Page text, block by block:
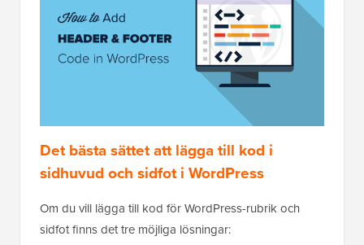
Det bästa sättet att lägga till kod i
sidhuvud och sidfot i WordPress
Om du vill lägga till kod för WordPress-rubrik och
sidfot finns det tre möjliga lösningar: